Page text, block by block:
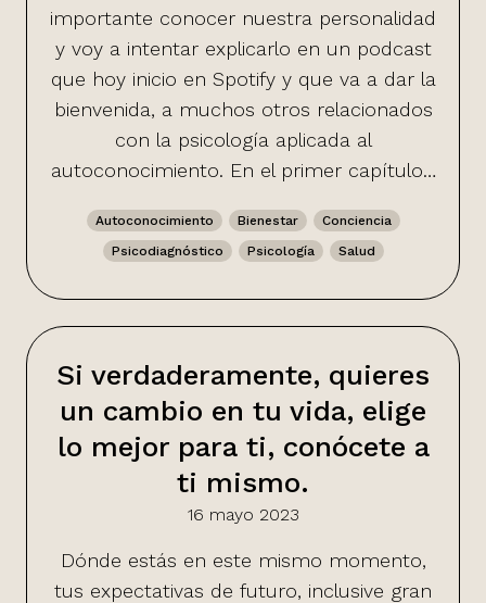
importante conocer nuestra personalidad
y voy a intentar explicarlo en un podcast
que hoy inicio en Spotify y que va a dar la
bienvenida, a muchos otros relacionados
con la psicología aplicada al
autoconocimiento. En el primer capítulo…
Autoconocimiento Bienestar
Conciencia
Psicodiagnóstico
Psicología Salud
Si verdaderamente, quieres
un cambio en tu vida, elige
lo mejor para ti, conócete a
ti mismo.
16 mayo 2023
Dónde estás en este mismo momento,
tus expectativas de futuro, inclusive gran